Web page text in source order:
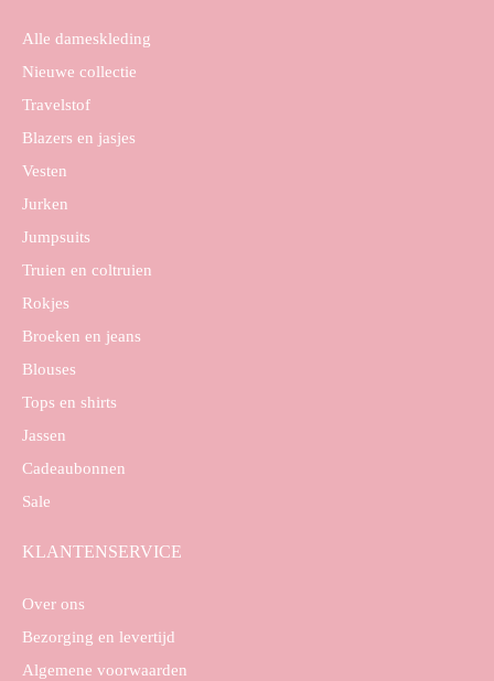
Alle dameskleding
Nieuwe collectie
Travelstof
Blazers en jasjes
Vesten
Jurken
Jumpsuits
Truien en coltruien
Rokjes
Broeken en jeans
Blouses
Tops en shirts
Jassen
Cadeaubonnen
Sale
KLANTENSERVICE
Over ons
Bezorging en levertijd
Algemene voorwaarden